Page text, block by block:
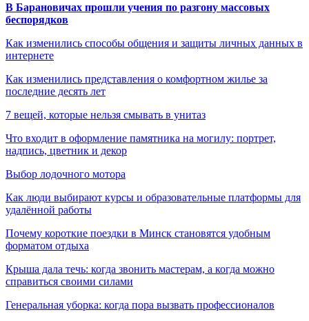
В Барановичах прошли учения по разгону массовых
беспорядков
Как изменились способы общения и защиты личных данных в
интернете
Как изменились представления о комфортном жилье за
последние десять лет
7 вещей, которые нельзя смывать в унитаз
Что входит в оформление памятника на могилу: портрет,
надпись, цветник и декор
Выбор лодочного мотора
Как люди выбирают курсы и образовательные платформы для
удалённой работы
Почему короткие поездки в Минск становятся удобным
форматом отдыха
Крыша дала течь: когда звонить мастерам, а когда можно
справиться своими силами
Генеральная уборка: когда пора вызвать профессионалов